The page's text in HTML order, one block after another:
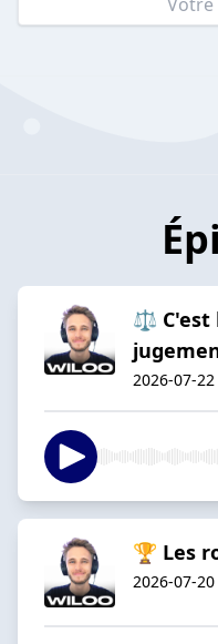
⚖️ C'est
2026-07-22
🏆 Les
2026-07-20